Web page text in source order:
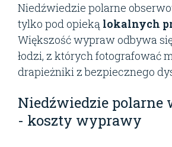
Niedźwiedzie polarne
tylko pod opieką lokalnych
Większość wypraw odbywa
łodzi, z których fotografować
drapieżniki z bezpiecznego
Niedźwiedzie
- koszty wyprawy